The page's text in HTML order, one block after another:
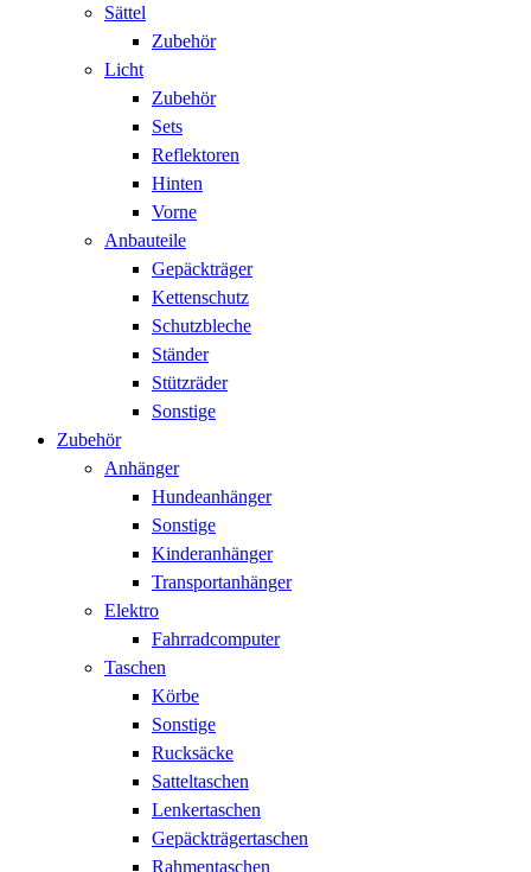
Sättel
Zubehör
Licht
Zubehör
Sets
Reflektoren
Hinten
Vorne
Anbauteile
Gepäckträger
Kettenschutz
Schutzbleche
Ständer
Stützräder
Sonstige
Zubehör
Anhänger
Hundeanhänger
Sonstige
Kinderanhänger
Transportanhänger
Elektro
Fahrradcomputer
Taschen
Körbe
Sonstige
Rucksäcke
Satteltaschen
Lenkertaschen
Gepäckträgertaschen
Rahmentaschen